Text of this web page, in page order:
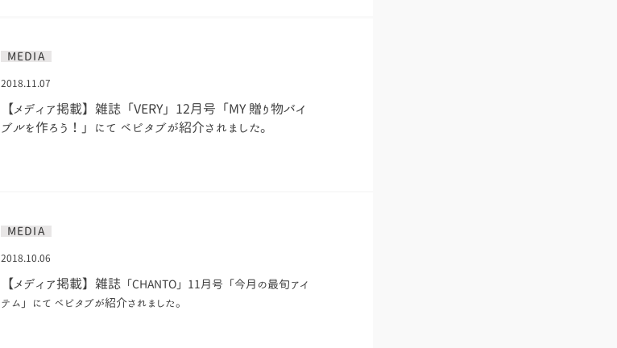
MEDIA
2018.11.07
【メディア掲載】雑誌 「VERY」12月号「MY 贈り物バイ
ブルを作ろう！」にて ベビタブが紹介されました。
MEDIA
2018.10.06
【メディア掲載】雑誌 「CHANTO」11月号「今月の最旬アイ
テム」にて ベビタブが紹介されました。